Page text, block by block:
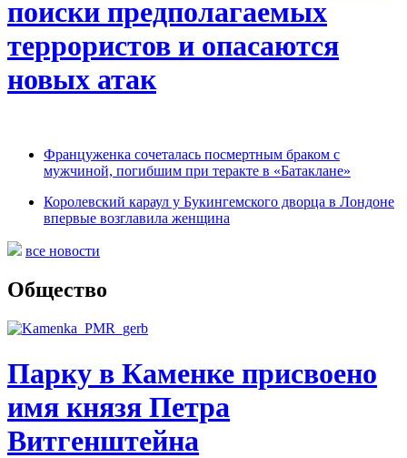
поиски предполагаемых
террористов и опасаются
новых атак
Француженка сочеталась посмертным браком с
мужчиной, погибшим при теракте в «Батаклане»
Королевский караул у Букингемского дворца в Лондоне
впервые возглавила женщина
все новости
Общество
Парку в Каменке присвоено
имя князя Петра
Витгенштейна